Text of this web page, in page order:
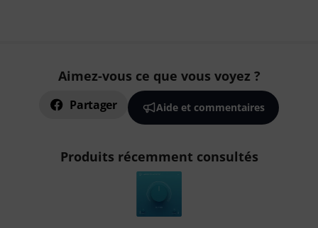
Aimez-vous ce que vous voyez ?
Partager Aide et commentaires
Produits récemment consultés